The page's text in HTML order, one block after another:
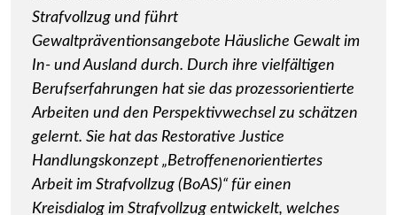
Strafvollzug und führt
Gewaltpräventionsangebote Häusliche Gewalt im
In- und Ausland durch. Durch ihre vielfältigen
Berufserfahrungen hat sie das prozessorientierte
Arbeiten und den Perspektivwechsel zu schätzen
gelernt. Sie hat das Restorative Justice
Handlungskonzept „Betroffenenorientiertes
Arbeit im Strafvollzug (BoAS)“ für einen
Kreisdialog im Strafvollzug entwickelt, welches